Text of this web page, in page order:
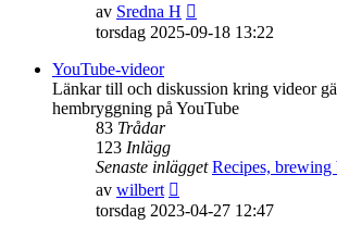
av Sredna H
till
inlägget
torsdag 2025-09-18 13:22
YouTube-videor
Länkar till och diskussion kring videor
hembryggning på YouTube
83 Trådar
123 Inlägg
Senaste inlägget Recipes,
av wilbert
till
torsdag 2023-04-27 12:47